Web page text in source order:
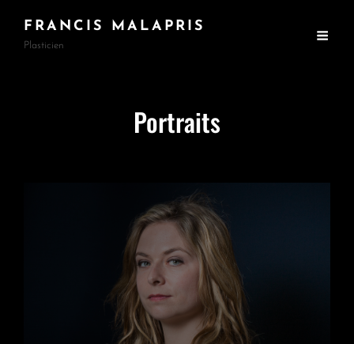
FRANCIS MALAPRIS
Plasticien
Portraits